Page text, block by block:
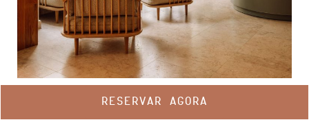
RESERVAR AGORA